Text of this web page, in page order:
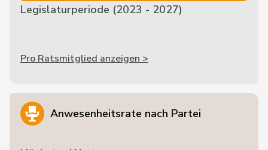
Legislaturperiode (2023 - 2027)
Pro Ratsmitglied anzeigen >
Anwesenheitsrate nach Partei